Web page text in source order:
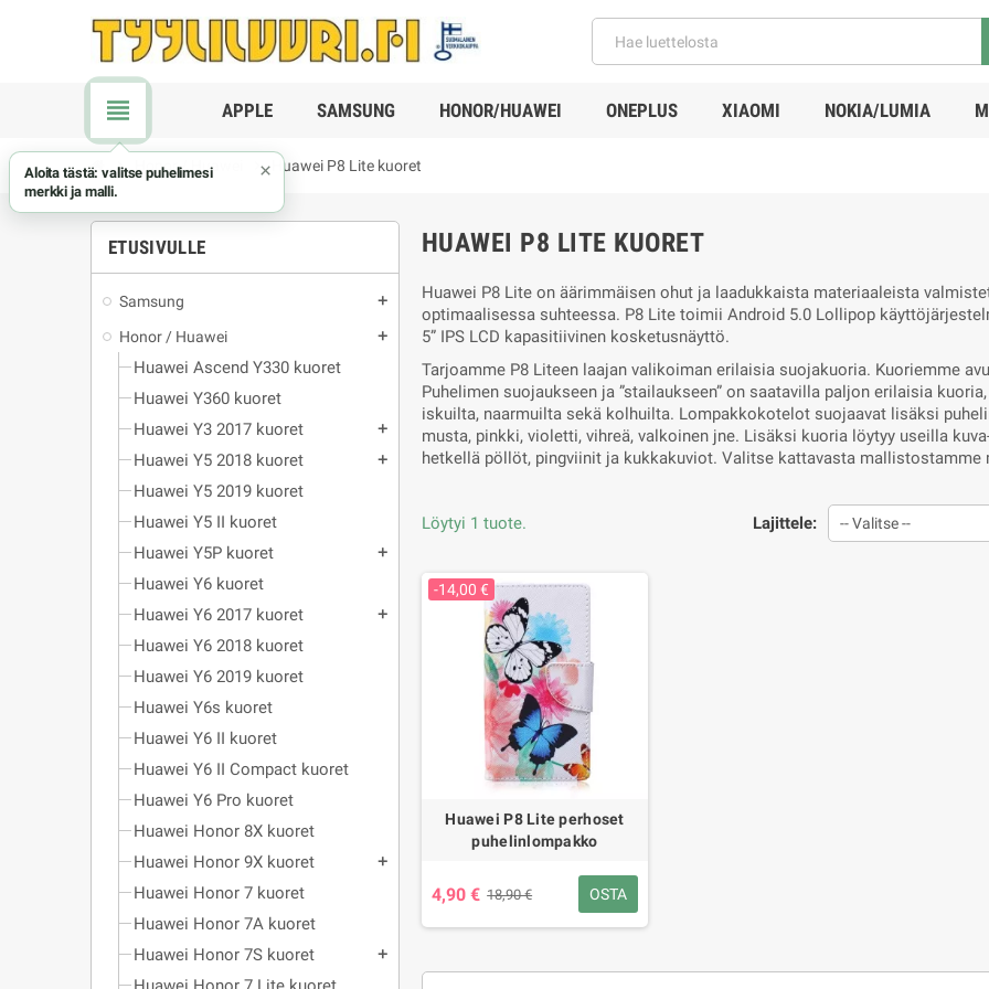
view_headline APPLE SAMSUNG HONOR/HUAWEI ONEPLUS XIAOMI NOKIA/LUMIA
chevron_right Honor / Huawei chevron_right Huawei P8 Lite kuoret
ETUSIVULLE
Samsung add
Honor / Huawei add
Huawei Ascend Y330 kuoret
Huawei Y360 kuoret
Huawei Y3 2017 kuoret
add
Huawei Y5 2018 kuoret add
Huawei Y5 2019 kuoret
Huawei Y5 II kuoret
Huawei Y5P kuoret
add
Huawei Y6 kuoret
Huawei Y6 2017 kuoret
add
Huawei Y6 2018 kuoret
Huawei Y6 2019 kuoret
Huawei Y6s kuoret
Huawei Y6 II kuoret
Huawei Y6 II Compact kuoret
Huawei Y6 Pro kuoret
Huawei Honor 8X kuoret
Huawei Honor 9X kuoret
add
Huawei Honor 7 kuoret
Huawei Honor 7A kuoret
Huawei Honor 7S kuoret
add
HUAWEI P8 LITE KUORET
Huawei P8 Lite on äärimmäisen ohut ja laadukkaista materiaaleista
optimaalisessa suhteessa. P8 Lite toimii Android 5.0 Lollipop
5” IPS LCD kapasitiivinen kosketusnäyttö.
Tarjoamme P8 Liteen laajan valikoiman erilaisia suojakuoria. Kuoriemme
Puhelimen suojaukseen ja ”stailaukseen” on saatavilla paljon erilaisia
iskuilta, naarmuilta sekä kolhuilta. Lompakkokotelot suojaavat lisäksi
musta, pinkki, violetti, vihreä, valkoinen jne. Lisäksi kuoria löytyy useilla
hetkellä pöllöt, pingviinit ja kukkakuviot. Valitse kattavasta mallistostamme
Lajittele: -- Valitse --
Löytyi 1 tuote.
-14,00 €
Huawei P8 Lite perhoset
puhelinlompakko
4,90 € 18,90 € OSTA
Aloita tästä: valitse puhelimesi
merkki ja malli.
×